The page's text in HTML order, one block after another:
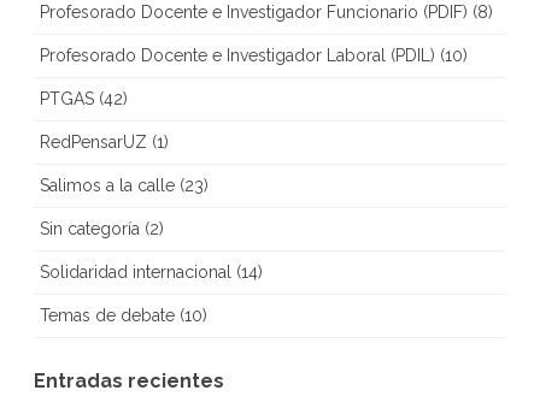
Profesorado Docente e Investigador Funcionario (PDIF) (8)
Profesorado Docente e Investigador Laboral (PDIL) (10)
PTGAS (42)
RedPensarUZ (1)
Salimos a la calle (23)
Sin categoría (2)
Solidaridad internacional (14)
Temas de debate (10)
Entradas recientes